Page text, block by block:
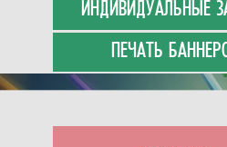
ИНДИВИДУАЛЬНЫЕ
ПЕЧАТЬ